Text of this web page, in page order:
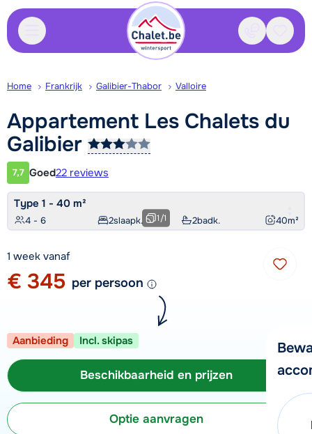
Contact
Home Frankrijk Galibier-Thabor Valloire
Appartement Les Chalets du
Galibier
Klantwaardering
7,7 Goed22 reviews
Type 1 - 40 m²
4 - 6 2slaapk. 2badk. 40m²
1/1
1 week vanaf
€ 345 per persoon
Aanbieding Incl. skipas
Beschikbaarheid en prijzen
Optie aanvragen